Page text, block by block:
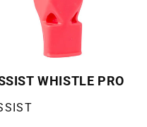
WHISTLE PRO